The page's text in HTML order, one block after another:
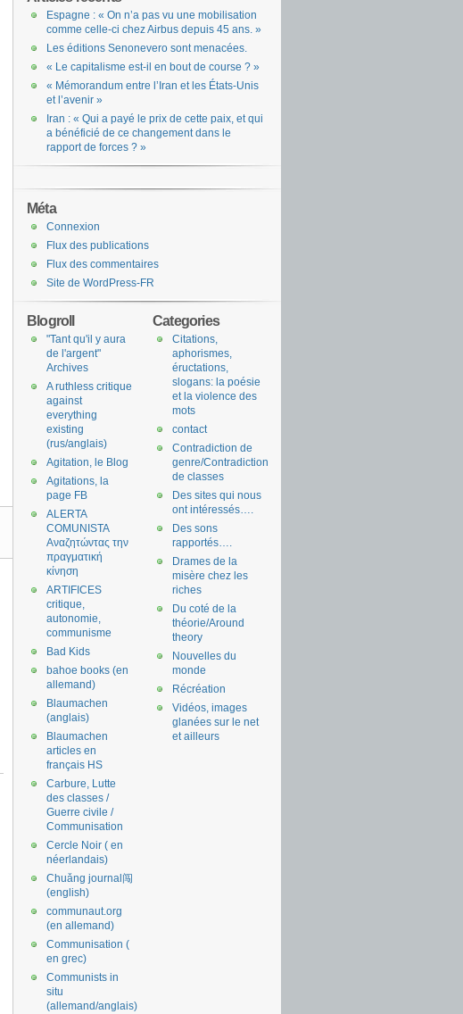
Espagne : « On n’a pas vu une mobilisation
comme celle-ci chez Airbus depuis 45 ans. »
Les éditions Senonevero sont menacées.
« Le capitalisme est-il en bout de course ? »
« Mémorandum entre l’Iran et les États-Unis
et l’avenir »
Iran : « Qui a payé le prix de cette paix, et qui
a bénéficié de ce changement dans le
rapport de forces ? »
Méta
Connexion
Flux des publications
Flux des commentaires
Site de WordPress-FR
Categories
Citations,
aphorismes,
éructations,
slogans: la poésie
et la violence des
mots
contact
Contradiction de
genre/Contradiction
de classes
Des sites qui nous
ont intéressés….
Des sons
rapportés….
Drames de la
misère chez les
riches
Du coté de la
théorie/Around
theory
Nouvelles du
monde
Récréation
Vidéos, images
glanées sur le net
et ailleurs
Blogroll
"Tant qu'il y aura
de l'argent"
Archives
A ruthless critique
against
everything
existing
(rus/anglais)
Agitation, le Blog
Agitations, la
page FB
ALERTA
COMUNISTA
Αναζητώντας την
πραγματική
κίνηση
ARTIFICES
critique,
autonomie,
communisme
Bad Kids
bahoe books (en
allemand)
Blaumachen
(anglais)
Blaumachen
articles en
français HS
Carbure, Lutte
des classes /
Guerre civile /
Communisation
Cercle Noir ( en
néerlandais)
Chuǎng journal闯
(english)
communaut.org
(en allemand)
Communisation (
en grec)
Communists in
situ
(allemand/anglais)